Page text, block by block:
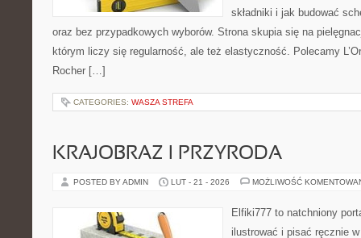
składniki i jak budować
oraz bez przypadkowych wyborów. Strona skupia się na
którym liczy się regularność, ale też elastyczność. Polecamy
Rocher […]
CATEGORIES: WASZA STREFA
KRAJOBRAZ I PRZYRODA
POSTED BY ADMIN LUT - 21 - 2026 MOŻLIWOŚĆ
Elfiki777 to natchniony
ilustrować i pisać ręcznie